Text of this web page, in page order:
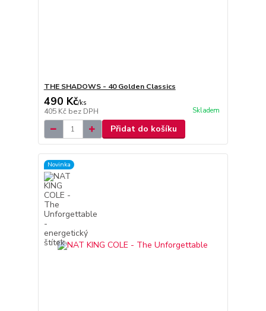
THE SHADOWS - 40 Golden Classics
490 Kč/ks
405 Kč bez DPH Skladem
Přidat do košíku
Novinka